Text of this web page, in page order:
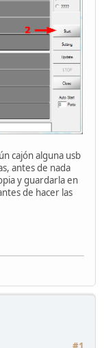
cajón alguna usb
antes de nada
y guardarla en
de hacer las